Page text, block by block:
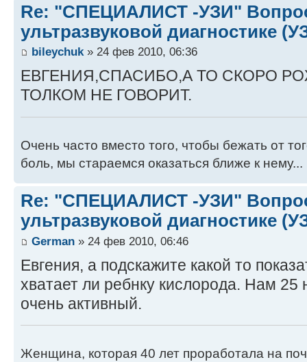
Re: "СПЕЦИАЛИСТ -УЗИ"
ультразвуковой диагностике
bileychuk» 24 фев 2010, 06:36
ЕВГЕНИЯ,СПАСИБО,А ТО СКОРО
ТОЛКОМ НЕ ГОВОРИТ.
Очень часто вместо того, чтобы бежать от
боль, мы стараемся оказаться ближе к нему...
Re: "СПЕЦИАЛИСТ -УЗИ"
ультразвуковой диагностике
German » 24 фев 2010, 06:46
Евгения, а подскажите какой то
хватает ли ребнку кислорода. Нам 25
очень активный.
Женщина, которая 40 лет проработала на